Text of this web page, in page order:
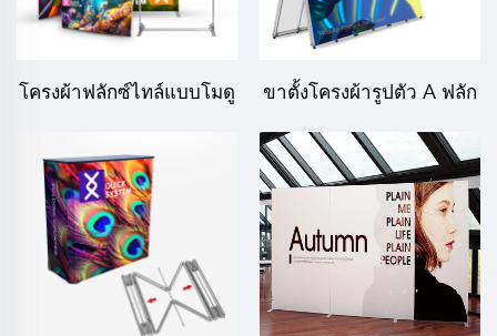
โครงผ้าฟลักซ์ไทล์แบบโมดู
ขาตั้งโครงผ้ารูปตัว A ฟลัก
ซ์ไทล์แบบโมดูลาร์ พับเก็บ
ได้